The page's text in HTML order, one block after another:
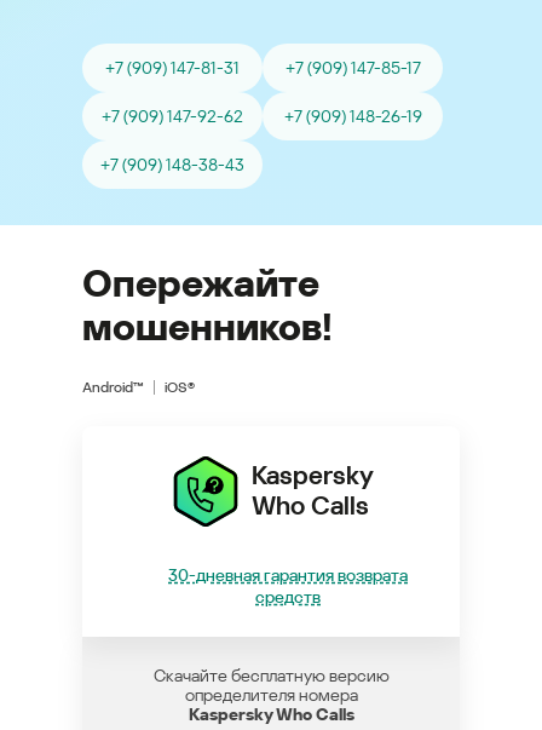
+7 (909) 147-81-31 +7 (909) 147-85-17
+7 (909) 147-92-62 +7 (909) 148-26-19
+7 (909) 148-38-43
Опережайте
мошенников!
Android™ iOS®
Kaspersky
Who Calls
30-дневная гарантия возврата
средств
Скачайте бесплатную версию
определителя номера
Kaspersky Who Calls